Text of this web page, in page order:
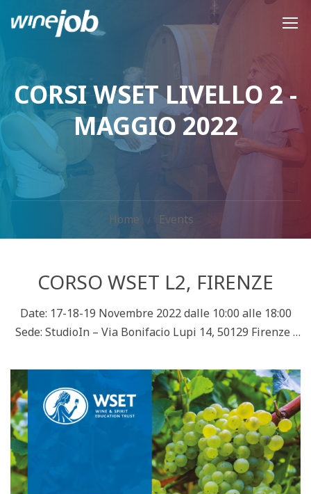
CORSI WSET LIVELLO 2 -
MAGGIO 2022
Home Events
CORSO WSET L2, FIRENZE
Date: 17-18-19 Novembre 2022 dalle 10:00 alle 18:00
Sede: StudioIn – Via Bonifacio Lupi 14, 50129 Firenze
formazione pratica e teorica sulle principali tipologie
di uve e varietà di …